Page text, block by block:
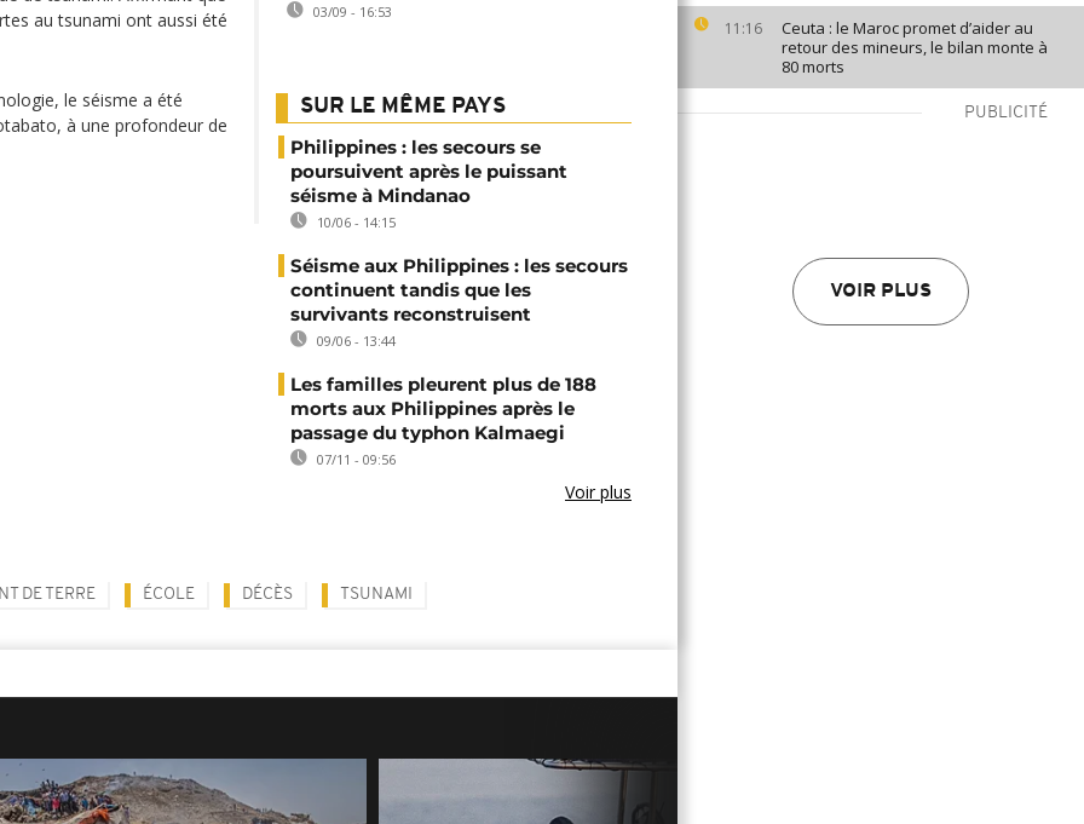
11:16
Ceuta : le Maroc promet d’aider au
retour des mineurs, le bilan monte à
80 morts
PUBLICITÉ
VOIR PLUS
au tsunami ont aussi été
le séisme a été
à une profondeur de
03/09 - 16:53
SUR LE MÊME PAYS
Philippines : les secours se
poursuivent après le puissant
séisme à Mindanao
10/06 - 14:15
Séisme aux Philippines : les secours
continuent tandis que les
survivants reconstruisent
09/06 - 13:44
Les familles pleurent plus de 188
morts aux Philippines après le
passage du typhon Kalmaegi
07/11 - 09:56
Voir plus
DE TERRE ÉCOLE DÉCÈS TSUNAMI